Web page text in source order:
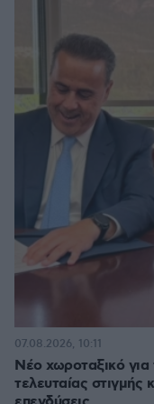
Νέο χωροταξικό για
τελευταίας στιγμής
07.08.2026, 10:11